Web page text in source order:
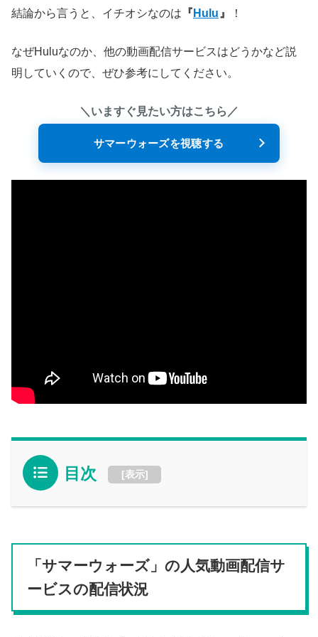
結論から言うと、イチオシなのは 『 Hulu 』 ！
なぜHuluなのか、他の動画配信サービスはどうかなど説
明していくので、ぜひ参考にしてください。
＼いますぐ見たい方はこちら／
サマーウォーズを視聴する
目次 [表示]
「サマーウォーズ」の人気動画配信サ
ービスの配信状況